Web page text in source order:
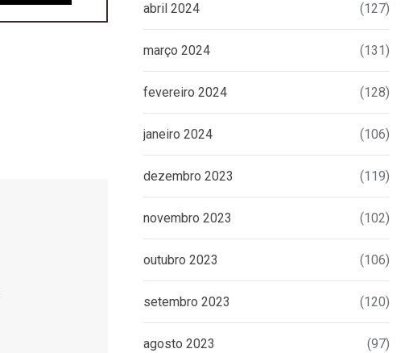
abril 2024 (127)
março 2024 (131)
fevereiro 2024 (128)
janeiro 2024 (106)
dezembro 2023 (119)
novembro 2023 (102)
outubro 2023 (106)
setembro 2023 (120)
agosto 2023 (97)